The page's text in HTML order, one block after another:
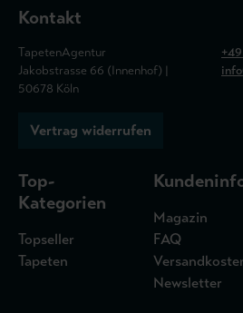
Kontakt
TapetenAgentur
Jakobstrasse 66 (Innenhof) |
50678 Köln
Vertrag widerrufen
Top-
Kategorien
Topseller
Tapeten
Magazin
FAQ
Newsletter